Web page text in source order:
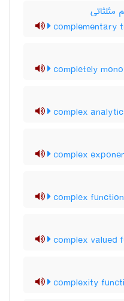
مثلثاتی
complementary
completely
complex
complex
complex function
complex valued
complexity